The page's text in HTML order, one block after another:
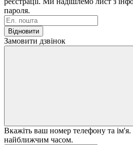
пароля.
Відновити
Замовити дзвінок
Вкажіть ваш номер телефону та
найближчим часом.